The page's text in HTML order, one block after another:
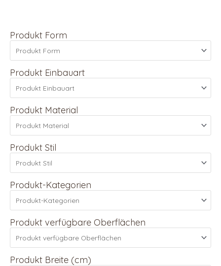
Produkt Form
Produkt Einbauart
Produkt Material
Produkt Stil
Produkt-Kategorien
Produkt verfügbare Oberflächen
Produkt Breite (cm)